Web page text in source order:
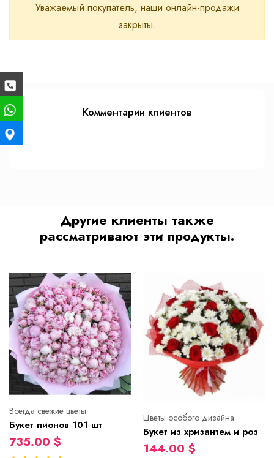
Уважаемый покупатель, наши онлайн-продажи
закрыты.
Комментарии клиентов
Другие клиенты также
рассматривают эти продукты.
Всегда свежие цветы
Букет пионов 101 шт
735.00 $
Цветы особого дизайна
Букет из хризантем и роз
144.00 $